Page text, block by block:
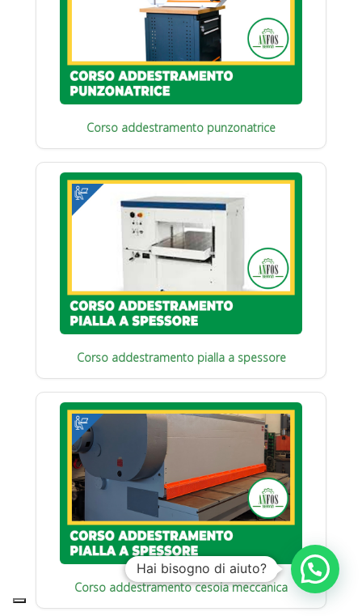
Corso addestramento punzonatrice
Corso addestramento pialla a spessore
Corso addestramento cesoia meccanica
Hai bisogno di aiuto?